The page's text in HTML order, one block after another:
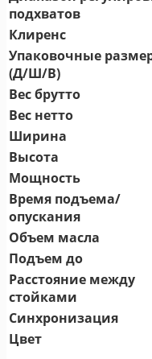
подхватов
Клиренс
Упаковочные
(Д/Ш/В)
Вес брутто
Вес нетто
Ширина
Высота
Мощность
Время подъема/
опускания
Объем масла
Подъем до
Расстояние между
стойками
Синхронизация
Цвет